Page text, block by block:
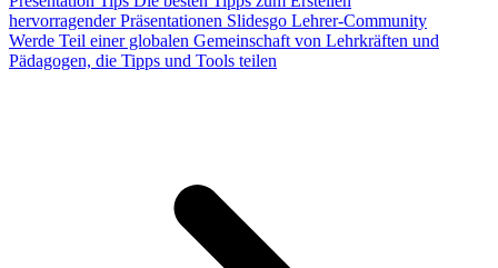
hervorragender Präsentationen Slidesgo Lehrer-Community
Werde Teil einer globalen Gemeinschaft von Lehrkräften und
Pädagogen, die Tipps und Tools teilen